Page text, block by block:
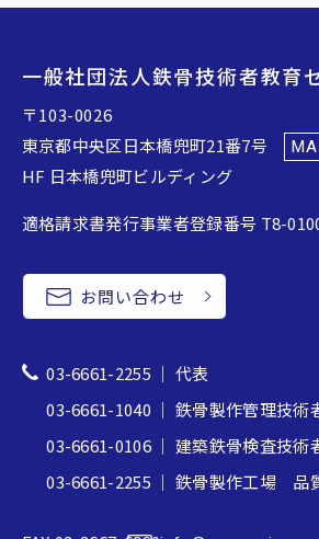
一般社団法人鉄骨技術者教育
〒103-0026
東京都中央区日本橋兜町21番7号
HF 日本橋兜町ビルディング
適格請求書発行事業者登録番号 T8-
お問い合わせ
03-6661-2255 ｜ 代表
03-6661-1040 ｜ 鉄骨製作管理技術
03-6661-0106 ｜ 建築鉄骨検査技術
03-6661-2255 ｜ 鉄骨製作工場 品